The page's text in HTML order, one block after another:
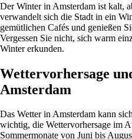
Der Winter in Amsterdam ist kalt,
verwandelt sich die Stadt in ein
gemütlichen Cafés und genießen
Vergessen Sie nicht, sich warm
Winter erkunden.
Wettervorhersage
Amsterdam
Das Wetter in Amsterdam kann
wichtig, die Wettervorhersage im
Sommermonate von Juni bis